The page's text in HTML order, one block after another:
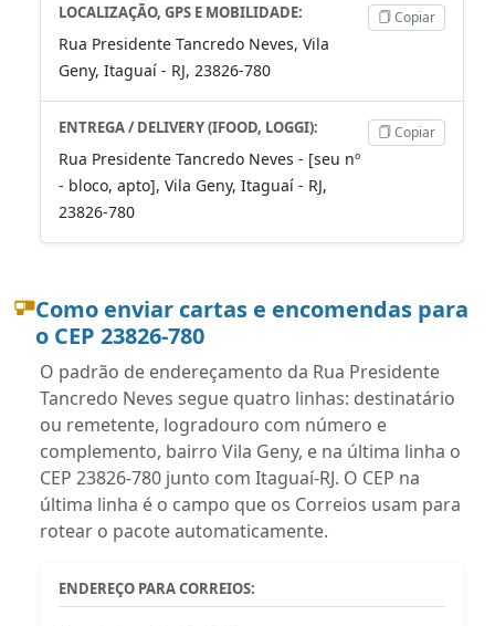
LOCALIZAÇÃO, GPS E MOBILIDADE:
Rua Presidente Tancredo Neves, Vila
Geny, Itaguaí - RJ, 23826-780
Copiar
ENTREGA / DELIVERY (IFOOD, LOGGI):
Rua Presidente Tancredo Neves - [seu nº
- bloco, apto], Vila Geny, Itaguaí - RJ,
23826-780
Copiar
Como enviar cartas e encomendas para
o CEP 23826-780
O padrão de endereçamento da Rua Presidente
Tancredo Neves segue quatro linhas: destinatário
ou remetente, logradouro com número e
complemento, bairro Vila Geny, e na última linha o
CEP 23826-780 junto com Itaguaí-RJ. O CEP na
última linha é o campo que os Correios usam para
rotear o pacote automaticamente.
ENDEREÇO PARA CORREIOS: